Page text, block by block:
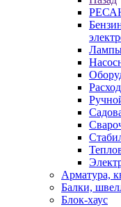
Арматура,
Балки,
Блок-хаус